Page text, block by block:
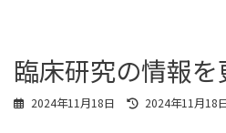
臨床研究の情報
2024年11月18日
最
2024年11月18